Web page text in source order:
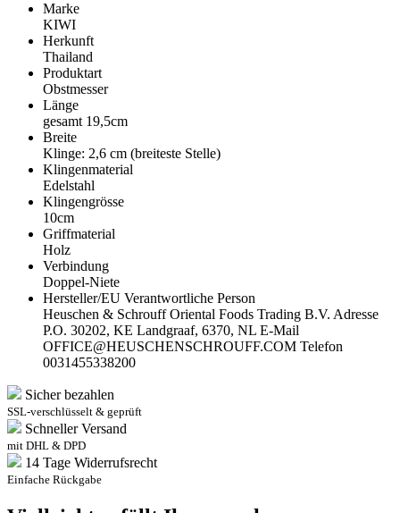
Marke
KIWI
Herkunft
Thailand
Produktart
Obstmesser
Länge
gesamt 19,5cm
Breite
Klinge: 2,6 cm (breiteste Stelle)
Klingenmaterial
Edelstahl
Klingengrösse
10cm
Griffmaterial
Holz
Verbindung
Doppel-Niete
Hersteller/EU Verantwortliche Person
Heuschen & Schrouff Oriental Foods Trading B.V. Adresse
P.O. 30202, KE Landgraaf, 6370, NL E-Mail
OFFICE@HEUSCHENSCHROUFF.COM Telefon
0031455338200
Sicher bezahlen
SSL-verschlüsselt & geprüft
Schneller Versand
mit DHL & DPD
14 Tage Widerrufsrecht
Einfache Rückgabe